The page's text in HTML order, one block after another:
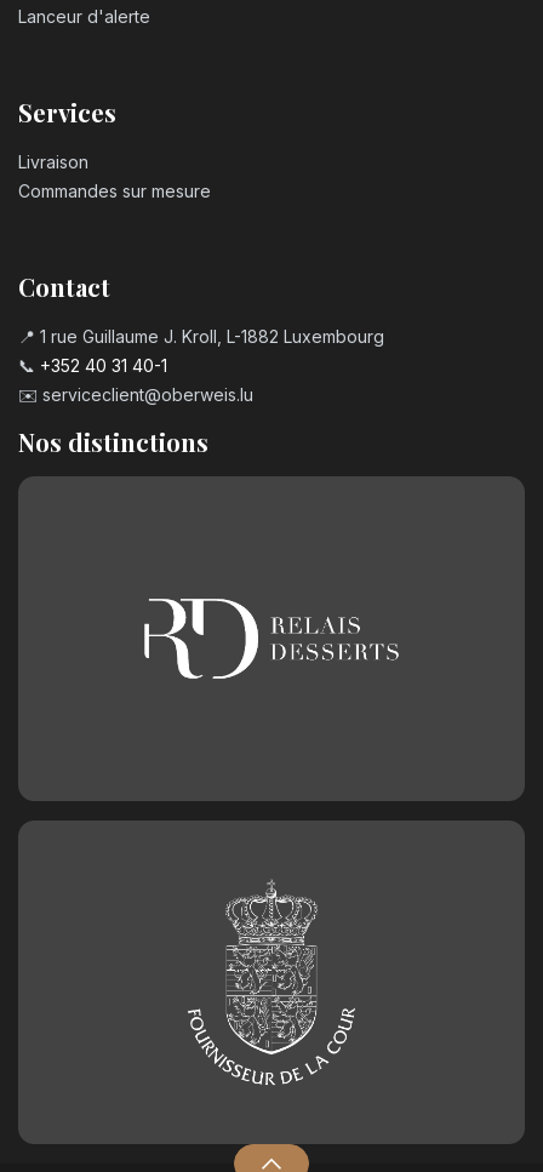
Lanceur d'alerte
Services
Livraison
Commandes sur mesure
Contact
📍 1 rue Guillaume J. Kroll, L-1882 Luxembourg
📞 +352 40 31 40-1
✉️ serviceclient@oberweis.lu
Nos distinctions